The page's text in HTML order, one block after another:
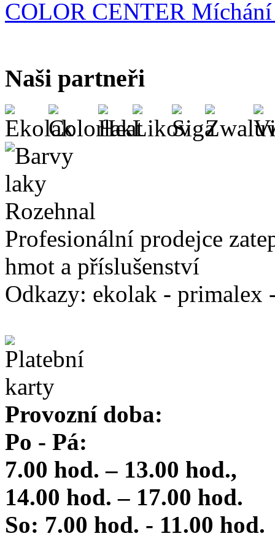
COLOR CENTER
Naši partneři
Profesionální prodejce
hmot a příslušenství
Odkazy: ekolak - primalex
Provozní doba:
Po - Pá:
7.00 hod. – 13.00 hod.,
14.00 hod. – 17.00 hod.
So: 7.00 hod. - 11.00 hod.